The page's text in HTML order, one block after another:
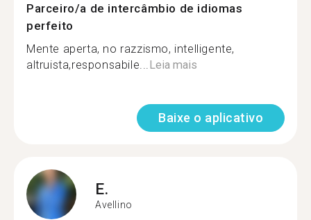
Parceiro/a de intercâmbio de idiomas
perfeito
Mente aperta, no razzismo, intelligente,
altruista,responsabile... Leia mais
Baixe o aplicativo
E.
Avellino